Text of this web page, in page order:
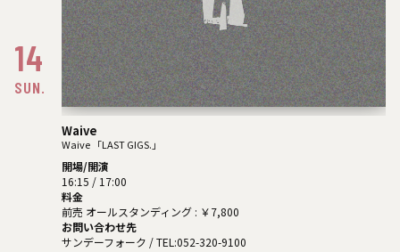
14
SUN.
Waive
Waive 「LAST GIGS.」
開場/開演
16:15 / 17:00
料金
前売 オールスタンディング : ￥7,800
お問い合わせ先
サンデーフォーク / TEL:052-320-9100